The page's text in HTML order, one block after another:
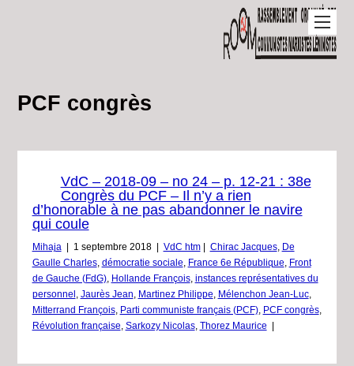
PCF congrès
VdC – 2018-09 – no 24 – p. 12-21 : 38e
Congrès du PCF – Il n’y a rien
d’honorable à ne pas abandonner le navire
qui coule
Mihaja 1 septembre 2018 VdC htm Chirac Jacques,
De
Gaulle Charles, démocratie sociale France 6e République
Front
de Gauche (FdG), Hollande François, instances représentatives du
personnel
Jaurès Jean Martinez Philippe Mélenchon Jean-Luc,
Mitterrand François, Parti communiste français (PCF), PCF congrès,
Révolution française Sarkozy Nicolas, Thorez Maurice